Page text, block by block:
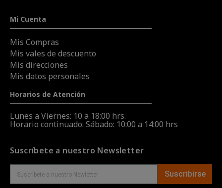
Mi Cuenta
Mis Compras
Mis vales de descuento
Mis direcciones
Mis datos personales
Horarios de Atención
Lunes a Viernes: 10 a 18:00 hrs.
Horario continuado. Sábado: 10:00 a 14:00 hrs
Suscríbete a nuestro Newsletter
Suscribirse